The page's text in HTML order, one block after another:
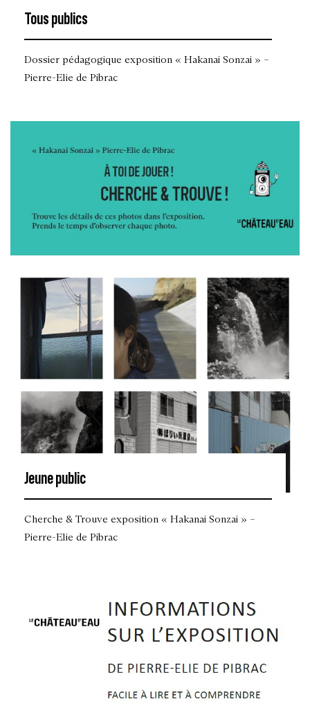
Dossier pédagogique exposition « Hakanai Sonzai » –
Pierre-Elie de Pibrac
Tous publics
Cherche & Trouve exposition « Hakanai Sonzai » –
Pierre-Elie de Pibrac
Jeune public